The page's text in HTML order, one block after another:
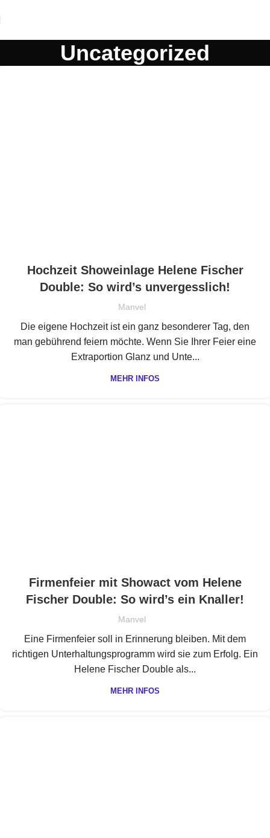
Uncategorized
Hochzeit Showeinlage Helene Fischer
Double: So wird’s unvergesslich!
Manvel
Die eigene Hochzeit ist ein ganz besonderer Tag, den
man gebührend feiern möchte. Wenn Sie Ihrer Feier eine
Extraportion Glanz und Unte...
MEHR INFOS
Firmenfeier mit Showact vom Helene
Fischer Double: So wird’s ein Knaller!
Manvel
Eine Firmenfeier soll in Erinnerung bleiben. Mit dem
richtigen Unterhaltungsprogramm wird sie zum Erfolg. Ein
Helene Fischer Double als...
MEHR INFOS